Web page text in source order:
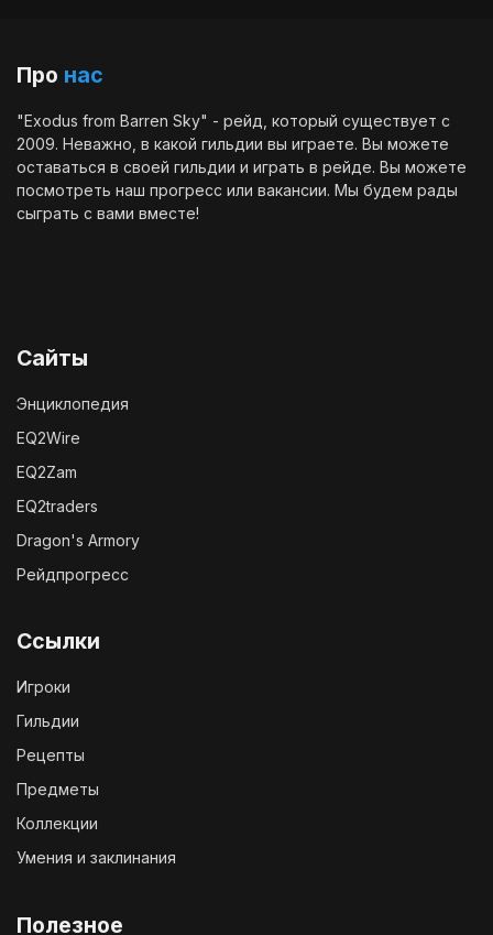
Про нас
"Exodus from Barren Sky" - рейд, который существует с
2009. Неважно, в какой гильдии вы играете. Вы можете
оставаться в своей гильдии и играть в рейде. Вы можете
посмотреть наш прогресс или вакансии. Мы будем рады
сыграть с вами вместе!
Сайты
Энциклопедия
EQ2Wire
EQ2Zam
EQ2traders
Dragon's Armory
Рейдпрогресс
Ссылки
Игроки
Гильдии
Рецепты
Предметы
Коллекции
Умения и заклинания
Полезное